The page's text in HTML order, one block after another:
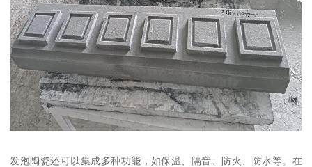
发泡陶瓷还可以集成多种功能，如保温、隔音、防火、防水等。在